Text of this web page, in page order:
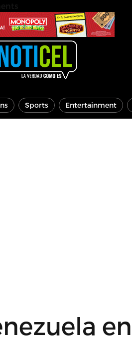
Sports Entertainment
en